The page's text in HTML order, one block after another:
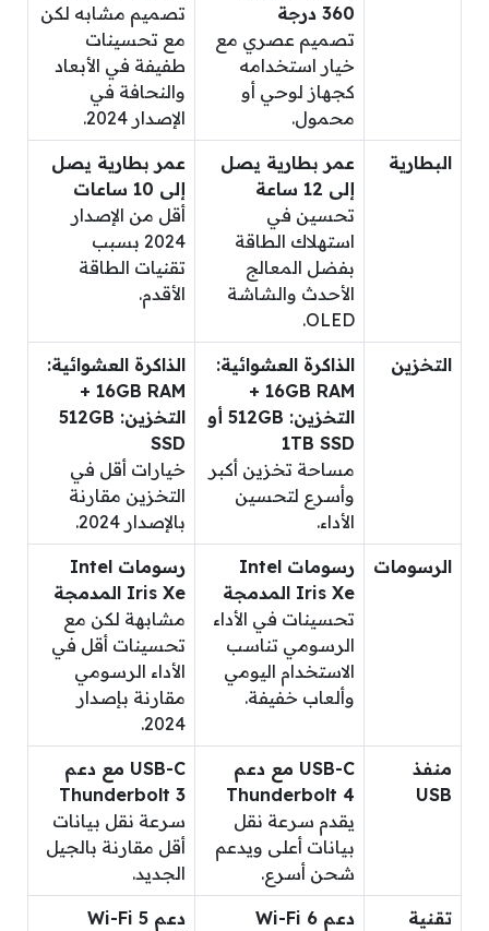
360 درجة
تصميم عصري مع
خيار استخدامه
كجهاز لوحي أو
محمول.
تصميم مشابه لكن
مع تحسينات
طفيفة في الأبعاد
والنحافة في
الإصدار 2024.
البطارية
عمر بطارية يصل
إلى 12 ساعة
تحسين في
استهلاك الطاقة
بفضل المعالج
الأحدث والشاشة
OLED.
عمر بطارية يصل
إلى 10 ساعات
أقل من الإصدار
2024 بسبب
تقنيات الطاقة
الأقدم.
التخزين
الذاكرة العشوائية:
16GB RAM +
التخزين: 512GB أو
1TB SSD
مساحة تخزين أكبر
وأسرع لتحسين
الأداء.
الذاكرة العشوائية:
16GB RAM +
التخزين: 512GB
SSD
خيارات أقل في
التخزين مقارنة
بالإصدار 2024.
الرسومات
رسومات Intel
Iris Xe المدمجة
تحسينات في الأداء
الرسومي تناسب
الاستخدام اليومي
وألعاب خفيفة.
رسومات Intel
Iris Xe المدمجة
مشابهة لكن مع
تحسينات أقل في
الأداء الرسومي
مقارنة بإصدار
2024.
منفذ
USB
USB-C مع دعم
Thunderbolt 4
يقدم سرعة نقل
بيانات أعلى ويدعم
شحن أسرع.
USB-C مع دعم
Thunderbolt 3
سرعة نقل بيانات
أقل مقارنة بالجيل
الجديد.
تقنية
دعم Wi-Fi 6
دعم Wi-Fi 5